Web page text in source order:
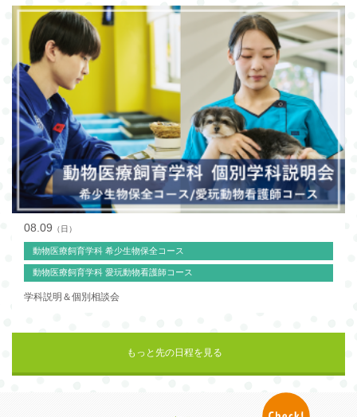
08.09 （日）
動物医療飼育学科 希少生物保全コース
動物医療飼育学科 愛玩動物看護師コース
学科説明＆個別相談会
もっと先の日程を見る